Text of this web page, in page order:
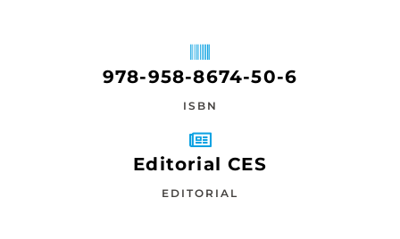
978-958-8674-50-6
ISBN
Editorial CES
EDITORIAL